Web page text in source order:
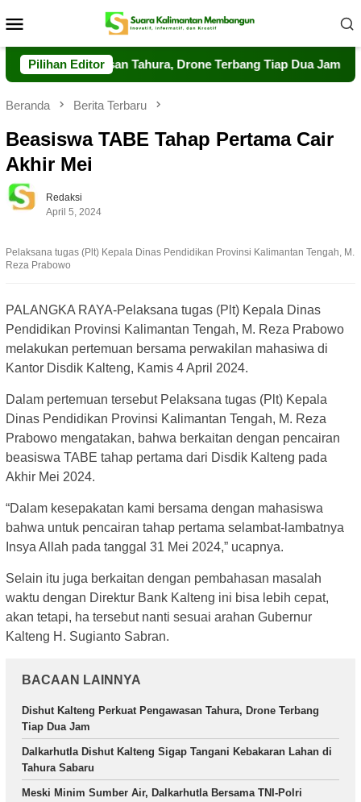
ke
Mobile
Pilihan EditorTahura, Drone Terbang Tiap Dua Jam
Beranda Berita Terbaru
Beasiswa TABE Tahap Pertama Cair
Akhir Mei
Redaksi
April 5, 2024
Pelaksana tugas (Plt) Kepala Dinas Pendidikan Provinsi Kalimantan Tengah, M.
Reza Prabowo
PALANGKA RAYA-Pelaksana tugas (Plt) Kepala Dinas
Pendidikan Provinsi Kalimantan Tengah, M. Reza Prabowo
melakukan pertemuan bersama perwakilan mahasiwa di
Kantor Disdik Kalteng, Kamis 4 April 2024.
Dalam pertemuan tersebut Pelaksana tugas (Plt) Kepala
Dinas Pendidikan Provinsi Kalimantan Tengah, M. Reza
Prabowo mengatakan, bahwa berkaitan dengan pencairan
beasiswa TABE tahap pertama dari Disdik Kalteng pada
Akhir Mei 2024.
“Dalam kesepakatan kami bersama dengan mahasiswa
bahwa untuk pencairan tahap pertama selambat-lambatnya
Insya Allah pada tanggal 31 Mei 2024,” ucapnya.
Selain itu juga berkaitan dengan pembahasan masalah
waktu dengan Direktur Bank Kalteng ini bisa lebih cepat,
akan tetapi, ha tersebut nanti sesuai arahan Gubernur
Kalteng H. Sugianto Sabran.
BACAAN LAINNYA
Dishut Kalteng Perkuat Pengawasan Tahura, Drone Terbang
Tiap Dua Jam
Dalkarhutla Dishut Kalteng Sigap Tangani Kebakaran Lahan di
Tahura Sabaru
Meski Minim Sumber Air, Dalkarhutla Bersama TNI-Polri